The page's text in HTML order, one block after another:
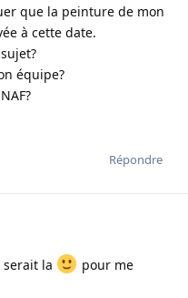
que la peinture de mon
à cette date.
équipe?
Répondre
la
pour me